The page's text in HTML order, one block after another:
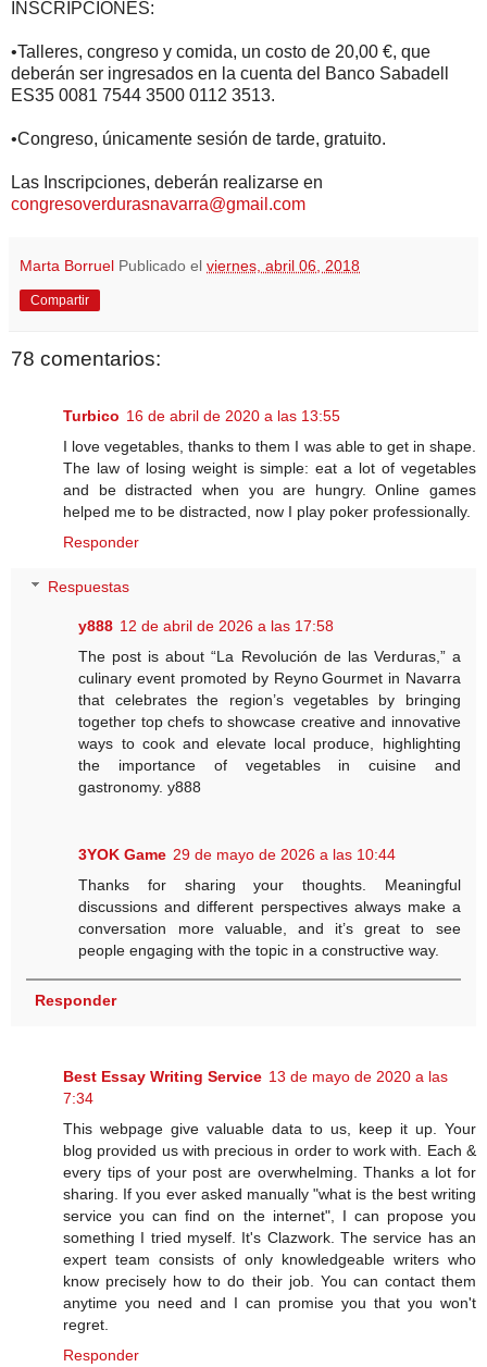
INSCRIPCIONES:
•Talleres, congreso y comida, un costo de 20,00 €, que
deberán ser ingresados en la cuenta del Banco Sabadell
ES35 0081 7544 3500 0112 3513.
•Congreso, únicamente sesión de tarde, gratuito.
Las Inscripciones, deberán realizarse en
congresoverdurasnavarra@gmail.com
Marta Borruel Publicado el viernes, abril 06, 2018
Compartir
78 comentarios:
Turbico 16 de abril de 2020 a las 13:55
I love vegetables, thanks to them I was able to get in shape.
The law of losing weight is simple: eat a lot of vegetables
and be distracted when you are hungry. Online games
helped me to be distracted, now I play poker professionally.
Responder
Respuestas
y888 12 de abril de 2026 a las 17:58
The post is about “La Revolución de las Verduras,” a
culinary event promoted by Reyno Gourmet in Navarra
that celebrates the region’s vegetables by bringing
together top chefs to showcase creative and innovative
ways to cook and elevate local produce, highlighting
the importance of vegetables in cuisine and
gastronomy. y888
3YOK Game 29 de mayo de 2026 a las 10:44
Thanks for sharing your thoughts. Meaningful
discussions and different perspectives always make a
conversation more valuable, and it’s great to see
people engaging with the topic in a constructive way.
Responder
Best Essay Writing Service 13 de mayo de 2020 a las
7:34
This webpage give valuable data to us, keep it up. Your
blog provided us with precious in order to work with. Each &
every tips of your post are overwhelming. Thanks a lot for
sharing. If you ever asked manually "what is the best writing
service you can find on the internet", I can propose you
something I tried myself. It's Clazwork. The service has an
expert team consists of only knowledgeable writers who
know precisely how to do their job. You can contact them
anytime you need and I can promise you that you won't
regret.
Responder